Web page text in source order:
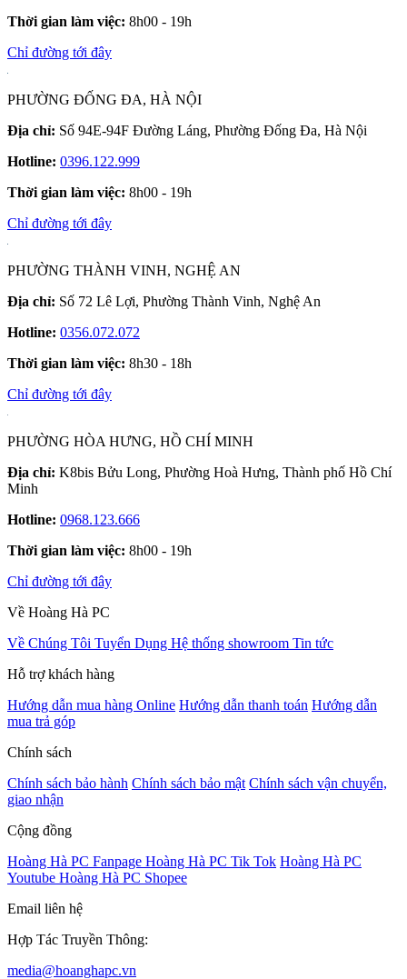
Thời gian làm việc: 8h00 - 19h
Chỉ đường tới đây
PHƯỜNG ĐỐNG ĐA, HÀ NỘI
Địa chỉ: Số 94E-94F Đường Láng, Phường Đống Đa, Hà Nội
Hotline: 0396.122.999
Thời gian làm việc: 8h00 - 19h
Chỉ đường tới đây
PHƯỜNG THÀNH VINH, NGHỆ AN
Địa chỉ: Số 72 Lê Lợi, Phường Thành Vinh, Nghệ An
Hotline: 0356.072.072
Thời gian làm việc: 8h30 - 18h
Chỉ đường tới đây
PHƯỜNG HÒA HƯNG, HỒ CHÍ MINH
Địa chỉ: K8bis Bửu Long, Phường Hoà Hưng, Thành phố Hồ Chí
Minh
Hotline: 0968.123.666
Thời gian làm việc: 8h00 - 19h
Chỉ đường tới đây
Về Hoàng Hà PC
Về Chúng Tôi Tuyển Dụng Hệ thống showroom Tin tức
Hỗ trợ khách hàng
Hướng dẫn mua hàng Online Hướng dẫn thanh toán Hướng dẫn
mua trả góp
Chính sách
Chính sách bảo hành Chính sách bảo mật Chính sách vận chuyển,
giao nhận
Cộng đồng
Hoàng Hà PC Fanpage Hoàng Hà PC Tik Tok Hoàng Hà PC
Youtube Hoàng Hà PC Shopee
Email liên hệ
Hợp Tác Truyền Thông:
media@hoanghapc.vn